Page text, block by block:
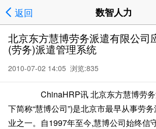
返回 数智人力
北京东方慧博劳务派遣有限公司
(劳务)派遣管理系统
2010-07-02 14:05 浏览:835
ChinaHRP讯 北京东方慧博劳务
下简称“慧博公司”)是北京市最早从事劳
业之一。自1997年至今,慧博公司始终信